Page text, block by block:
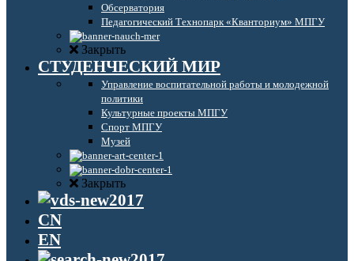
Обсерватория
Педагогический Технопарк «Кванториум» МПГУ
Закрыть
СТУДЕНЧЕСКИЙ МИР
Управление воспитательной работы и молодежной
политики
Культурные проекты МПГУ
Спорт МПГУ
Музей
Закрыть
CN
EN